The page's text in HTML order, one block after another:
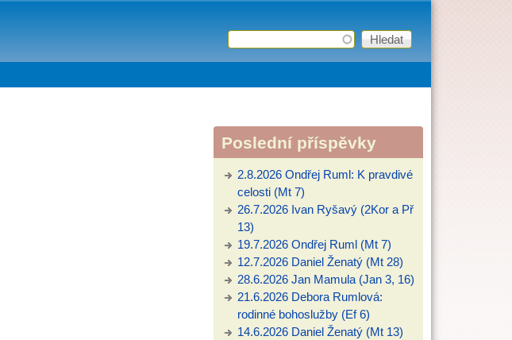
Vyhledávání
Hledat
Poslední příspěvky
2.8.2026 Ondřej Ruml: K pravdivé
celosti (Mt 7)
26.7.2026 Ivan Ryšavý (2Kor a Př
13)
19.7.2026 Ondřej Ruml (Mt 7)
12.7.2026 Daniel Ženatý (Mt 28)
28.6.2026 Jan Mamula (Jan 3, 16)
21.6.2026 Debora Rumlová:
rodinné bohoslužby (Ef 6)
14.6.2026 Daniel Ženatý (Mt 13)